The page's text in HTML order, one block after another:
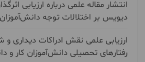
انتشار مقاله علمی درباره ارزیابی
دیویس بر اختلالات توجه دانش‌آموزان
ارزیابی علمی نقش ادراکات دیداری و
رفتارهای تحصیلی دانش‌آموزان کار و